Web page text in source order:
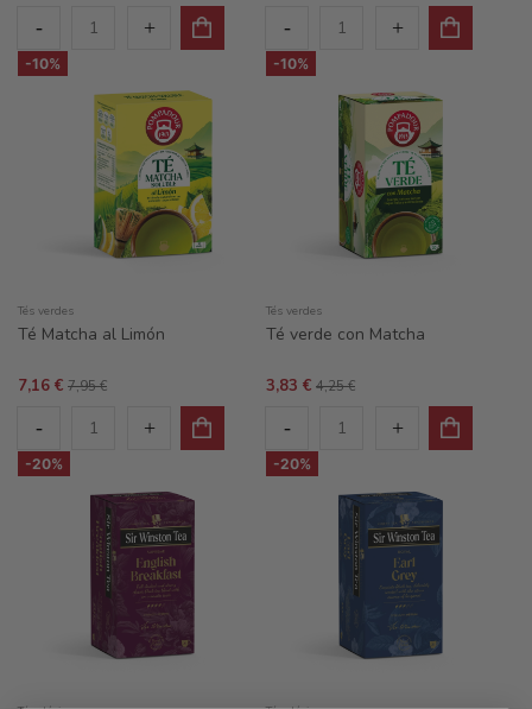
-10%
Tés verdes
Té Matcha al Limón
7,16 € 7,95 €
-10%
Tés verdes
Té verde con Matcha
3,83 € 4,25 €
-20% -20%